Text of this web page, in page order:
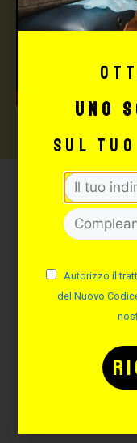
uno
sul tuo
Autorizzo il
del Nuovo